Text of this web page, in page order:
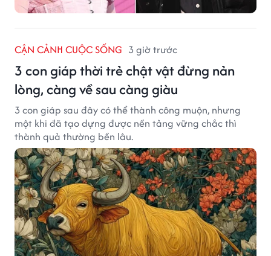
CẬN CẢNH CUỘC SỐNG 3 giờ trước
3 con giáp thời trẻ chật vật đừng nản
lòng, càng về sau càng giàu
3 con giáp sau đây có thể thành công muộn, nhưng
một khi đã tạo dựng được nền tảng vững chắc thì
thành quả thường bền lâu.